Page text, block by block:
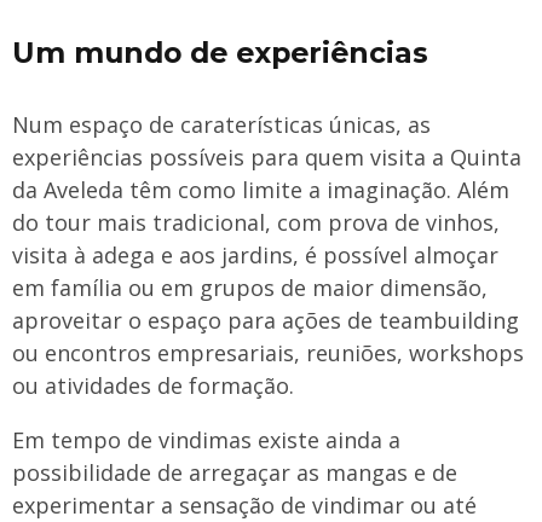
Um mundo de experiências
Num espaço de caraterísticas únicas, as
experiências possíveis para quem visita a Quinta
da Aveleda têm como limite a imaginação. Além
do tour mais tradicional, com prova de vinhos,
visita à adega e aos jardins, é possível almoçar
em família ou em grupos de maior dimensão,
aproveitar o espaço para ações de teambuilding
ou encontros empresariais, reuniões, workshops
ou atividades de formação.
Em tempo de vindimas existe ainda a
possibilidade de arregaçar as mangas e de
experimentar a sensação de vindimar ou até